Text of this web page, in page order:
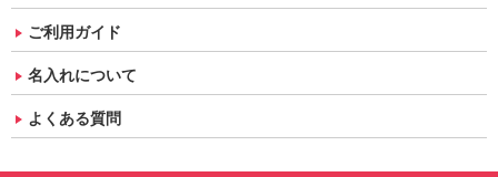
ご利用ガイド
名入れについて
よくある質問